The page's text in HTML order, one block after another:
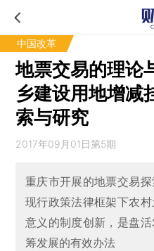
中国改革
地票交易的理
乡建设用地增减
索与研究
2017年09月01日第5期
重庆市开展的地票交易
现行政策法律框架下农
意义的制度创新，是盘
筹发展的有效办法